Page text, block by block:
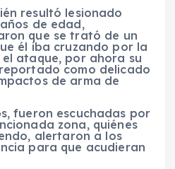
resultó lesionado
de edad,
que se trató de un
él iba cruzando por la
ataque, por ahora su
como delicado
de arma de
fueron escuchadas por
zona, quiénes
alertaron a los
para que acudieran